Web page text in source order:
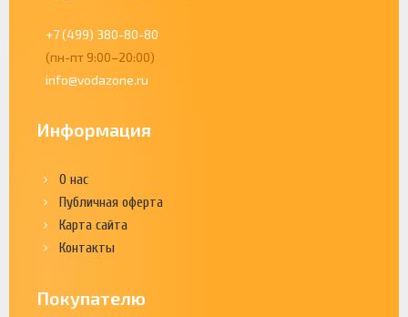
+7 (499) 380-80-80
(пн-пт 9:00–20:00)
info@vodazone.ru
Информация
О нас
Публичная оферта
Карта сайта
Контакты
Покупателю